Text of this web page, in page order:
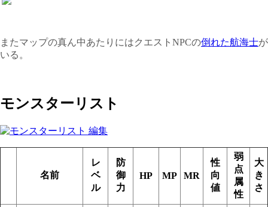
またマップの真ん中あたりにはクエストNPCの倒れた航海士が
いる。
モンスターリスト
名前
レ
ベ
ル
防
御
力
HP MP MR
性
向
値
弱
点
属
性
大
き
さ